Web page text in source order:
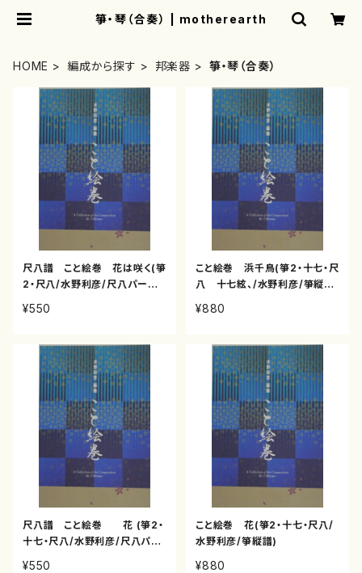
箏・琴（合奏） | motherearth
HOME 編成から探す 邦楽器 箏・琴（合奏）
尺八譜 こと絵巻 花は咲く(箏
2・尺八/水野利彦/尺八パート
¥550
こと絵巻 浜千鳥(箏2・十七・尺
八 十七絃、/水野利彦/箏縦譜
¥880
尺八譜 こと絵巻 花 (箏2・
十七・尺八/水野利彦/尺八パー
¥550
こと絵巻 花(箏2・十七・尺八/
水野利彦/箏縦譜)
¥880